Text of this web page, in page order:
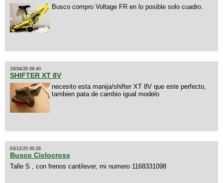
Busco compro Voltage FR en lo posible solo cuadro.
19/04/26 09:40
SHIFTER XT 8V
necesito esta manija/shifter XT 8V que este perfecto,
tambien pata de cambio igual modelo
03/12/25 00:26
Busco Ciclocross
Talle S , con frenos cantilever, mi numero 1168331098